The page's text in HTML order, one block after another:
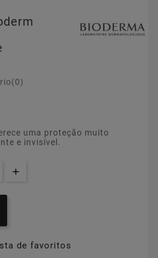
uma proteção muito
e invisível.
de favoritos